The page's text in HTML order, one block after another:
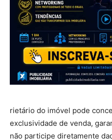
rietário do imóvel pode
exclusividade de venda,
não participe diretamente